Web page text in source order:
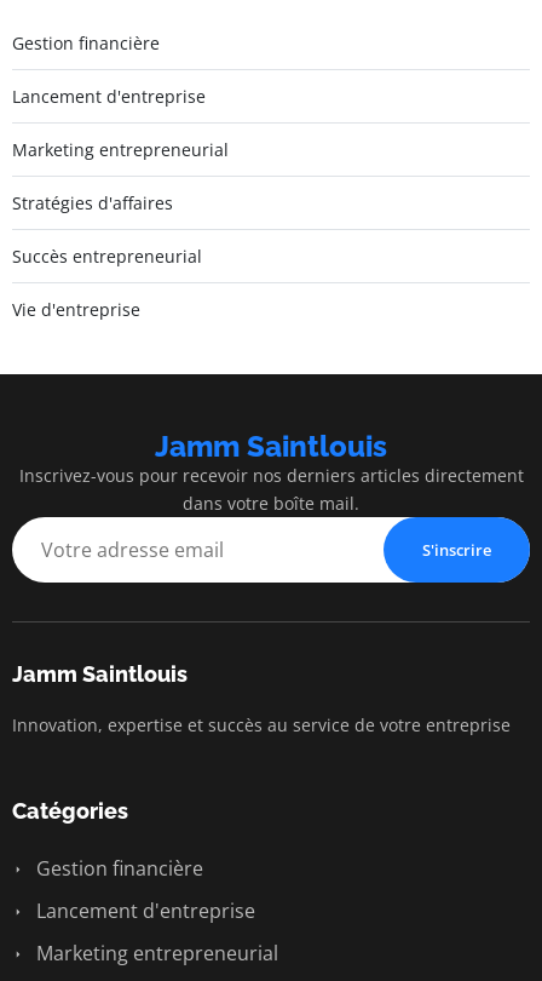
Gestion financière
Lancement d'entreprise
Marketing entrepreneurial
Stratégies d'affaires
Succès entrepreneurial
Vie d'entreprise
Jamm Saintlouis
Inscrivez-vous pour recevoir nos derniers articles directement
dans votre boîte mail.
S'inscrire
Jamm Saintlouis
Innovation, expertise et succès au service de votre entreprise
Catégories
Gestion financière
Lancement d'entreprise
Marketing entrepreneurial